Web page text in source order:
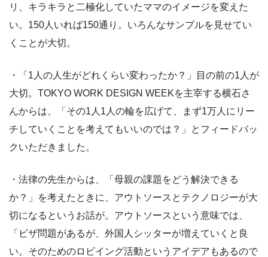
リ、キラキラと二極化していたママのイメージを変えた
い。150人いれば150通り。いろんなサンプルを見せてい
くことが大切。
・「1人の人生がどれくらい変わったか？」目の前の1人が
大切。TOKYO WORK DESIGN WEEKを主宰する横石さ
んからは、「その1人1人の輪を広げて、まず1万人にリー
チしていくことを考えてもいいのでは？」とフィードバッ
クいただきました。
・法律の先生からは、「母親の課題をどう解決できる
か？」を考えたときに、アウトソースとテクノロジーが大
切になるというお話が。アウトソースという意味では、
「ビザ問題があるが、外国人シッターが増えていくと良
い。そのためのロビイング活動というアイデアもあるので